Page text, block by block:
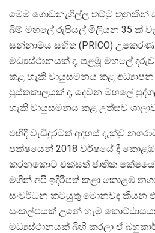
මෙම ගොඩනැගිල්ල තට්ටු තුනකින්
බිම් මහලේ රුපියල් මිලියන 35 ක්
සන්නාමය සහිත (PRICO)
මධ්‍යස්ථානයක් ද, පළමූ මහලේ
කළ හැකි වායුසමනය කළ
පුස්තකාලයක් ද, දෙවන මහලේ
හැකි වායුසමනය කළ උත්සව
එහිදී වැඩිදුරටත් අදහස් දැක්වු
පක්ෂයෙන් 2018 වර්ෂයේ දී
කරනකොට එක්සත් ජාතික පක්ෂයේ
මගින් අපි ඉදිරිපත් කළා කොළඹ
සංවර්ධන කටයුතු මොනවද කියන
සංකල්පයක් උනේ හැම
මධ්‍යස්ථානයක් බිහි කරලා ඒ